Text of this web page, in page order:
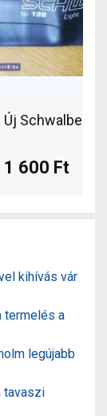
1 600 Ft
kihívás vár
termelés a
legújabb
tavaszi